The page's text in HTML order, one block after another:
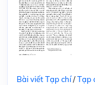
Bài viết Tạp chí/Tạp